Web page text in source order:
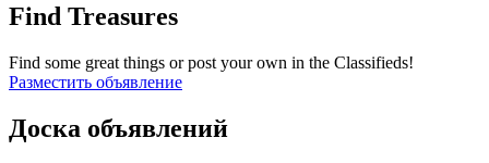
Find Treasures
Find some great things or post your own in the Classifieds!
Разместить объявление
Доска объявлений